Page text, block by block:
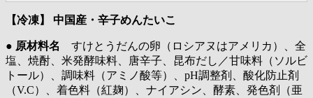
【冷凍】 中国産・辛子めんたいこ
● 原材料名
すけとうだんの卵（ロシアヌはアメリカ）、全
塩、焼酎、米発酵味料、唐辛子、昆布だし／甘味料（ソルビ
トール）、調味料（アミノ酸等）、pH調整剤、酸化防止剤
（V.C）、着色料（紅麹）、ナイアシン、酵素、発色剤（亜